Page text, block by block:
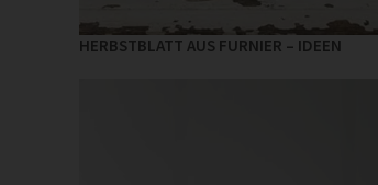
HERBSTBLATT AUS FURNIER – IDEEN